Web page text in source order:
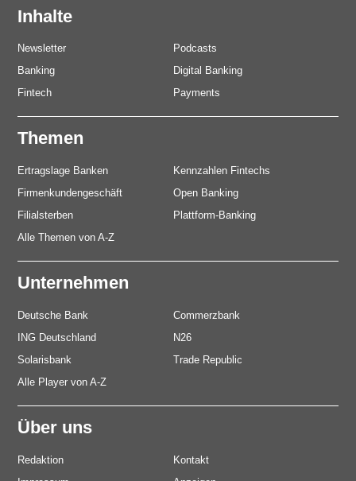
g
a
o
n
Inhalte
Newsletter
Podcasts
Banking
Digital Banking
Fintech
Payments
Themen
Ertragslage Banken
Kennzahlen Fintechs
Firmenkundengeschäft
Open Banking
Filialsterben
Plattform-Banking
Alle Themen von A-Z
Unternehmen
Deutsche Bank
Commerzbank
ING Deutschland
N26
Solarisbank
Trade Republic
Alle Player von A-Z
Über uns
Redaktion
Kontakt